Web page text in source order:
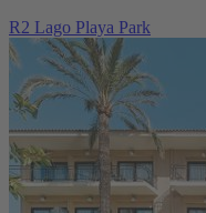
R2 Lago Playa Park